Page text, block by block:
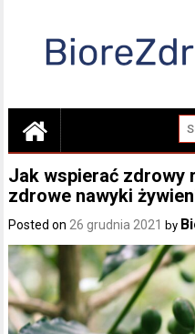
Jak wspierać zdrowy
zdrowe nawyki
Posted on 26 grudnia 2021 by